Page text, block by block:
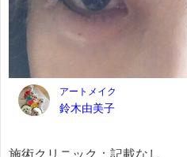
施術クリニック：記載なし